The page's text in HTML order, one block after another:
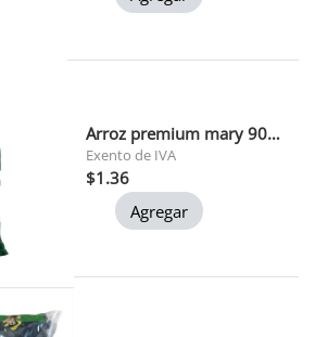
Arroz premium mary 900 gr 1x24
Exento de IVA
$1.36
Agregar